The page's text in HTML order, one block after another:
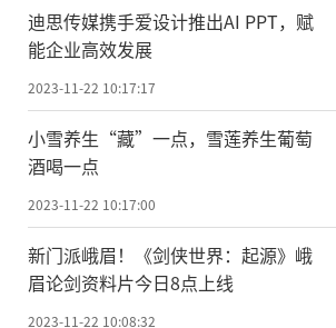
迪思传媒携手爱设计推出AI PPT，赋
能企业高效发展
2023-11-22 10:17:17
小雪养生“藏”一点，雪莲养生葡萄
酒喝一点
2023-11-22 10:17:00
新门派峨眉！《剑侠世界：起源》峨
眉论剑资料片今日8点上线
2023-11-22 10:08:32